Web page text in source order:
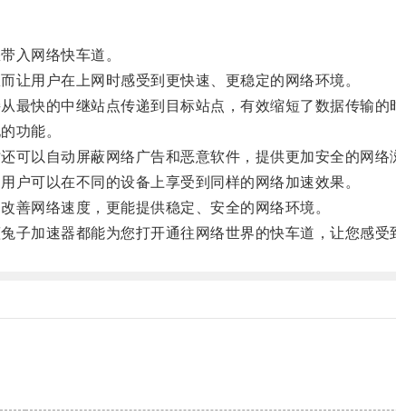
入网络快车道。
用户在上网时感受到更快速、更稳定的网络环境。
快的中继站点传递到目标站点，有效缩短了数据传输的
功能。
以自动屏蔽网络广告和恶意软件，提供更加安全的网络
可以在不同的设备上享受到同样的网络加速效果。
网络速度，更能提供稳定、安全的网络环境。
加速器都能为您打开通往网络世界的快车道，让您感受